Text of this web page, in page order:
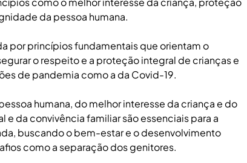
da pessoa humana.
por princípios fundamentais que orientam o
o respeito e a proteção integral de crianças e
de pandemia como a da Covid-19.
humana, do melhor interesse da criança e do
da convivência familiar são essenciais para a
buscando o bem-estar e o desenvolvimento
como a separação dos genitores.